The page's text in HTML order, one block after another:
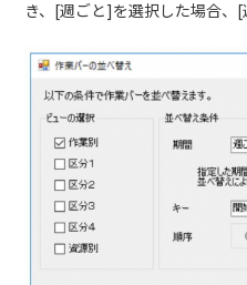
き、[週ごと]を選択した場合、[